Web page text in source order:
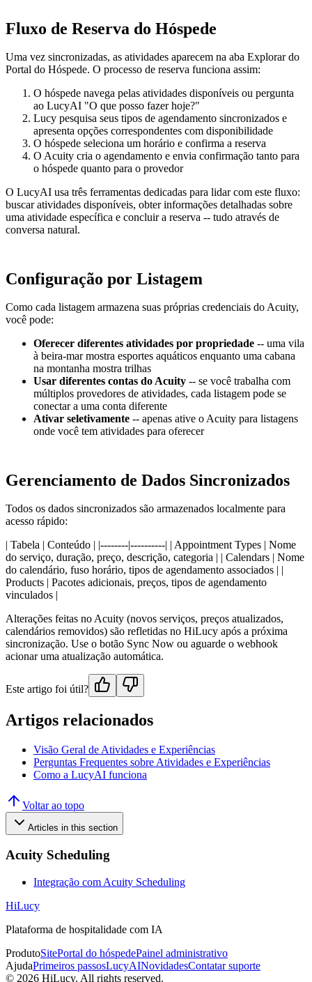
Fluxo de Reserva do Hóspede
Uma vez sincronizadas, as atividades aparecem na aba Explorar do
Portal do Hóspede. O processo de reserva funciona assim:
O hóspede navega pelas atividades disponíveis ou pergunta
ao LucyAI "O que posso fazer hoje?"
Lucy pesquisa seus tipos de agendamento sincronizados e
apresenta opções correspondentes com disponibilidade
O hóspede seleciona um horário e confirma a reserva
O Acuity cria o agendamento e envia confirmação tanto para
o hóspede quanto para o provedor
O LucyAI usa três ferramentas dedicadas para lidar com este fluxo:
buscar atividades disponíveis, obter informações detalhadas sobre
uma atividade específica e concluir a reserva -- tudo através de
conversa natural.
Configuração por Listagem
Como cada listagem armazena suas próprias credenciais do Acuity,
você pode:
Oferecer diferentes atividades por propriedade -- uma vila
à beira-mar mostra esportes aquáticos enquanto uma cabana
na montanha mostra trilhas
Usar diferentes contas do Acuity -- se você trabalha com
múltiplos provedores de atividades, cada listagem pode se
conectar a uma conta diferente
Ativar seletivamente -- apenas ative o Acuity para listagens
onde você tem atividades para oferecer
Gerenciamento de Dados Sincronizados
Todos os dados sincronizados são armazenados localmente para
acesso rápido:
| Tabela | Conteúdo | |--------|----------| | Appointment Types | Nome
do serviço, duração, preço, descrição, categoria | | Calendars | Nome
do calendário, fuso horário, tipos de agendamento associados | |
Products | Pacotes adicionais, preços, tipos de agendamento
vinculados |
Alterações feitas no Acuity (novos serviços, preços atualizados,
calendários removidos) são refletidas no HiLucy após a próxima
sincronização. Use o botão Sync Now ou aguarde o webhook
acionar uma atualização automática.
Este artigo foi útil?
Artigos relacionados
Visão Geral de Atividades e Experiências
Perguntas Frequentes sobre Atividades e Experiências
Como a LucyAI funciona
Voltar ao topo
Articles in this section
Acuity Scheduling
Integração com Acuity Scheduling
HiLucy
Plataforma de hospitalidade com IA
ProdutoSitePortal do hóspedePainel administrativo
AjudaPrimeiros passosLucyAINovidadesContatar suporte
© 2026 HiLucy. All rights reserved.